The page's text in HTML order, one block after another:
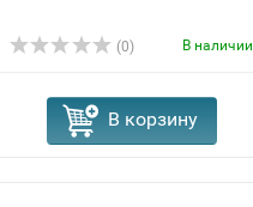
(0) В наличии
В корзину